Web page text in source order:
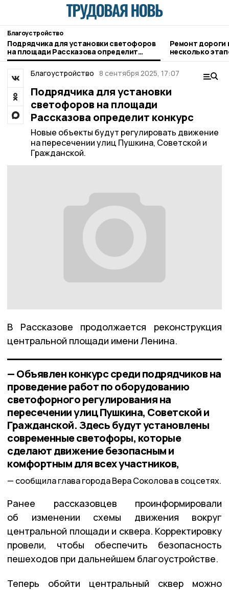
Благоустройство
Подрядчика для установки светофоров
на площади Рассказова определит
конкурс
Ремонт дороги
несколько
Благоустройство 8 сентября 2025, 17:07
Подрядчика для установки
светофоров на площади
Рассказова определит конкурс
Новые объекты будут регулировать движение
на пересечении улиц Пушкина, Советской и
Гражданской.
В Рассказове продолжается реконструкция
центральной площади имени Ленина.
— Объявлен конкурс среди подрядчиков на
проведение работ по оборудованию
светофорного регулирования на
пересечении улиц Пушкина, Советской и
Гражданской. Здесь будут установлены
современные светофоры, которые
сделают движение безопасным и
комфортным для всех участников,
сообщила глава города Вера Соколова в соцсетях.
Ранее рассказовцев проинформировали
об изменении схемы движения вокруг
центральной площади и сквера. Корректировку
провели, чтобы обеспечить безопасность
пешеходов при дальнейшем благоустройстве.
Теперь обойти центральный сквер можно